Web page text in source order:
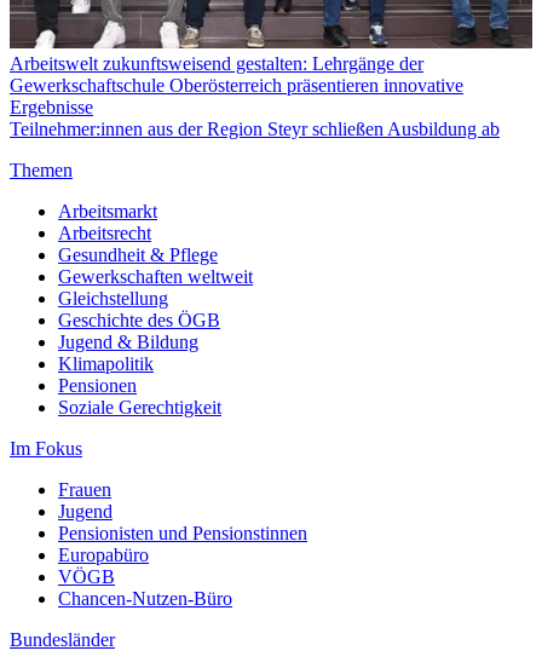
Arbeitswelt zukunftsweisend gestalten: Lehrgänge der
Gewerkschaftschule Oberösterreich präsentieren innovative
Ergebnisse
Teilnehmer:innen aus der Region Steyr schließen Ausbildung ab
Themen
Arbeitsmarkt
Arbeitsrecht
Gesundheit & Pflege
Gewerkschaften weltweit
Gleichstellung
Geschichte des ÖGB
Jugend & Bildung
Klimapolitik
Pensionen
Soziale Gerechtigkeit
Im Fokus
Frauen
Jugend
Pensionisten und Pensionstinnen
Europabüro
VÖGB
Chancen-Nutzen-Büro
Bundesländer